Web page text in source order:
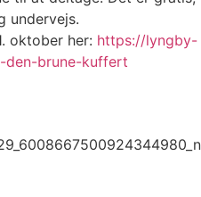
undervejs.
oktober her: https://lyngby-
den-brune-kuffert